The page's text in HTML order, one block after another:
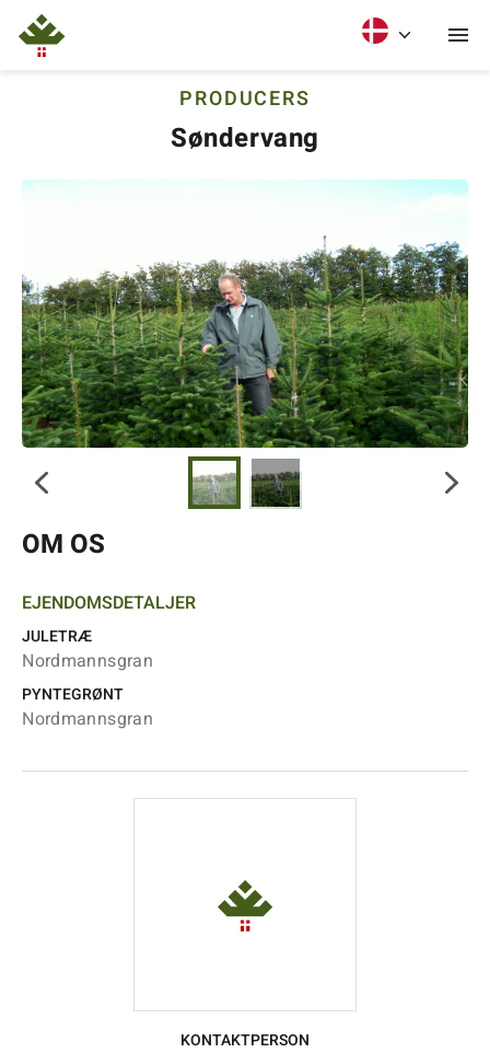
PRODUCERS
Søndervang
OM OS
EJENDOMSDETALJER
JULETRÆ
Nordmannsgran
PYNTEGRØNT
Nordmannsgran
KONTAKTPERSON